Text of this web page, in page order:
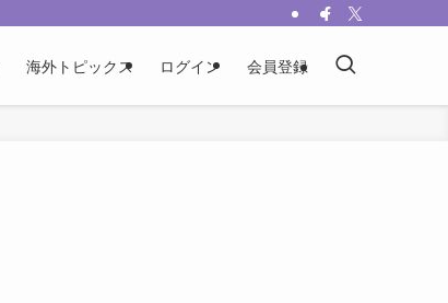
海外トピックス ログイン 会員登録